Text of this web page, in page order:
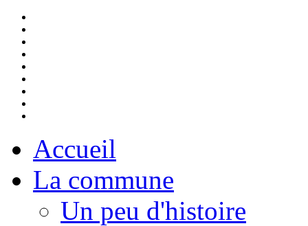
Accueil
La commune
Un peu d'histoire